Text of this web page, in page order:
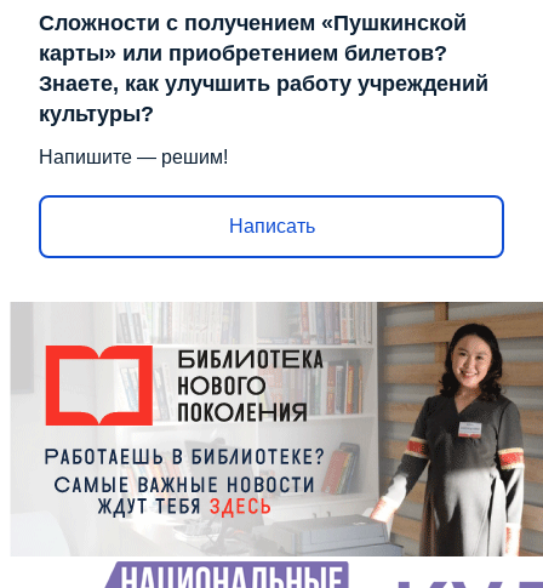
Сложности с получением «Пушкинской
карты» или приобретением билетов?
Знаете, как улучшить работу учреждений
культуры?
Напишите — решим!
Написать